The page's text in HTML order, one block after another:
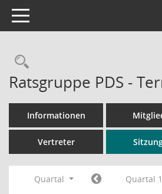
Toggle navigation
Rechercheauswahl
Ratsgruppe PDS -
Informationen
Vertreter
Quartal Quartal 1